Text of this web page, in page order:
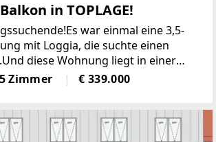
in TOPLAGE!
war einmal eine 3,5-
mit Loggia, die suchte einen
diese Wohnung liegt in einer
in der Nähe vom
am Gebirge. Sie verfügt über
Zimmer € 339.000